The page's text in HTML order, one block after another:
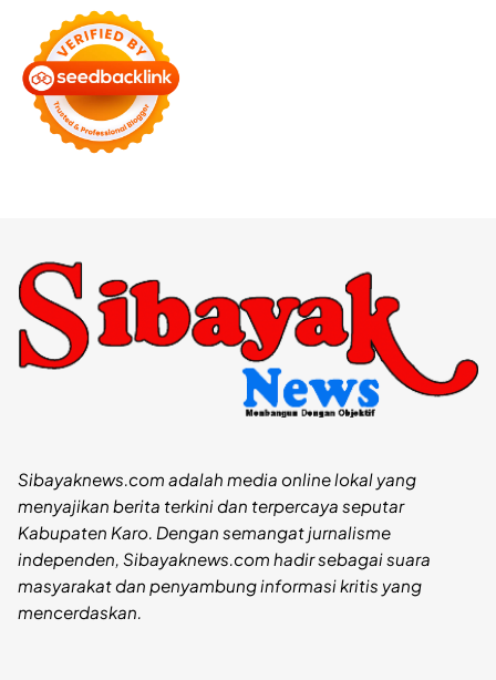
Sibayaknews.com adalah media online lokal yang
menyajikan berita terkini dan terpercaya seputar
Kabupaten Karo. Dengan semangat jurnalisme
independen, Sibayaknews.com hadir sebagai suara
masyarakat dan penyambung informasi kritis yang
mencerdaskan.